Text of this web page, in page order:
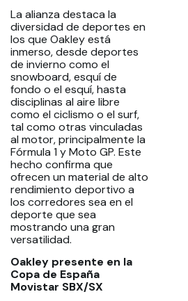
La alianza destaca la
diversidad de deportes en
los que Oakley está
inmerso, desde deportes
de invierno como el
snowboard, esquí de
fondo o el esquí, hasta
disciplinas al aire libre
como el ciclismo o el surf,
tal como otras vinculadas
al motor, principalmente la
Fórmula 1 y Moto GP. Este
hecho confirma que
ofrecen un material de alto
rendimiento deportivo a
los corredores sea en el
deporte que sea
mostrando una gran
versatilidad.
Oakley presente en la
Copa de España
Movistar SBX/SX